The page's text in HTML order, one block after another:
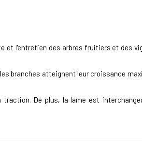
et l'entretien des arbres fruitiers et des
branches atteignent leur croissance
De plus, la lame est